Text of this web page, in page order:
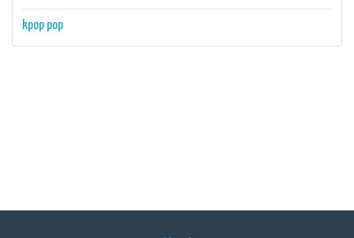
kpop pop